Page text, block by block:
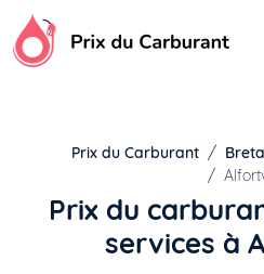
Aller
au
contenu
Prix du Carburant
Prix du
services à